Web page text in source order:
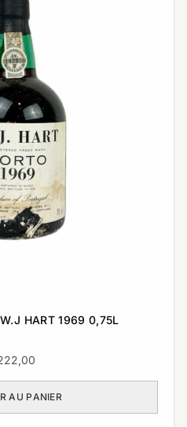
HART 1969 0,75L
AU PANIER